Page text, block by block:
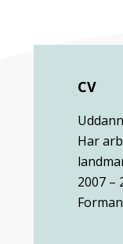
CV
Har
2007 –